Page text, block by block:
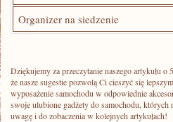
Organizer na ‍siedzenie
Dziękujemy za​ przeczytanie naszego artykułu
że nasze sugestie pozwolą Ci cieszyć się
wyposażenie samochodu w odpowiednie
swoje ulubione gadżety⁢ do ⁣samochodu, których
uwagę i do zobaczenia w kolejnych artykułach!